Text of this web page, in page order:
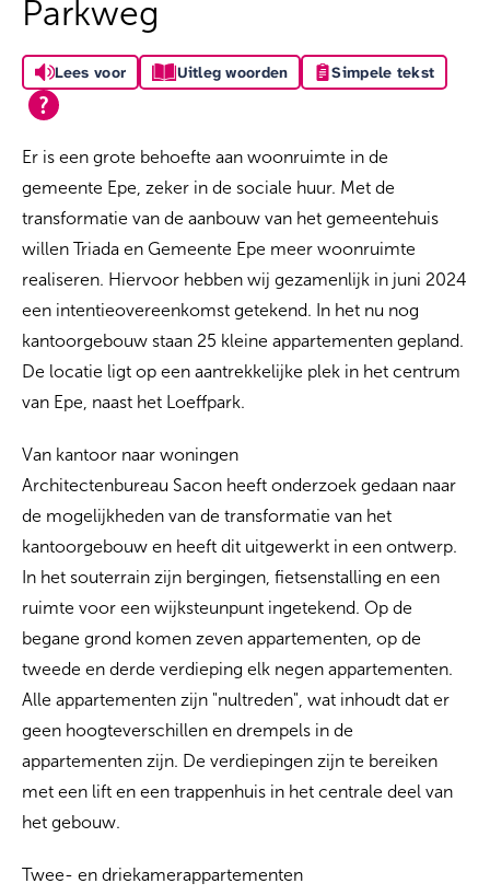
Parkweg
Lees voor Uitleg woorden Simpele tekst
Er is een grote behoefte aan woonruimte in de
gemeente Epe, zeker in de sociale huur. Met de
transformatie van de aanbouw van het gemeentehuis
willen Triada en Gemeente Epe meer woonruimte
realiseren. Hiervoor hebben wij gezamenlijk in juni 2024
een intentieovereenkomst getekend. In het nu nog
kantoorgebouw staan 25 kleine appartementen gepland.
De locatie ligt op een aantrekkelijke plek in het centrum
van Epe, naast het Loeffpark.
Van kantoor naar woningen
Architectenbureau Sacon heeft onderzoek gedaan naar
de mogelijkheden van de transformatie van het
kantoorgebouw en heeft dit uitgewerkt in een ontwerp.
In het souterrain zijn bergingen, fietsenstalling en een
ruimte voor een wijksteunpunt ingetekend. Op de
begane grond komen zeven appartementen, op de
tweede en derde verdieping elk negen appartementen.
Alle appartementen zijn "nultreden", wat inhoudt dat er
geen hoogteverschillen en drempels in de
appartementen zijn. De verdiepingen zijn te bereiken
met een lift en een trappenhuis in het centrale deel van
het gebouw.
Twee- en driekamerappartementen